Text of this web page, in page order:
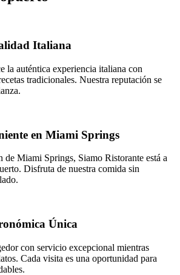
Italiana
la auténtica experiencia italiana con
tradicionales. Nuestra reputación se
en Miami Springs
de Miami Springs, Siamo Ristorante está a
Disfruta de nuestra comida sin
Única
con servicio excepcional mientras
Cada visita es una oportunidad para